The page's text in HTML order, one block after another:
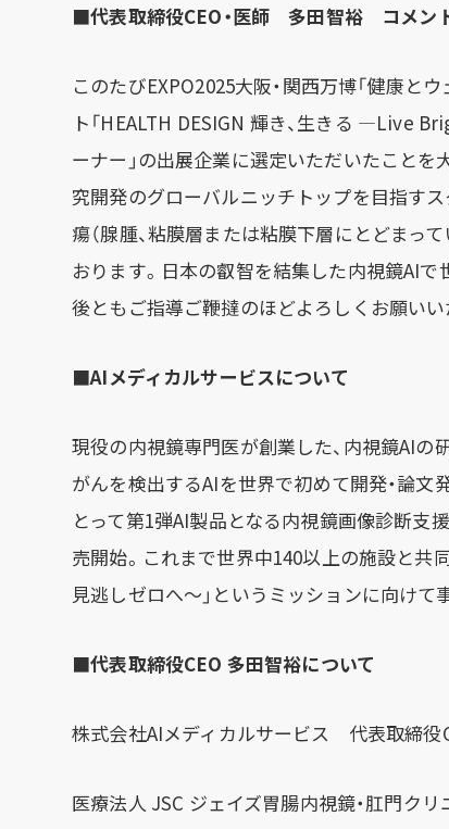
■代表取締役CEO・医師 多田智裕 コメン
このたびEXPO2025大阪・関西万博「健康と
ト「HEALTH DESIGN 輝き、生きる ―Live
ーナー」の出展企業に選定いただいたことを
究開発のグローバルニッチトップを目指す
瘍（腺腫、粘膜層または粘膜下層にとどまっ
おります。日本の叡智を結集した内視鏡AI
後ともご指導ご鞭撻のほどよろしくお願いい
■AIメディカルサービスについて
現役の内視鏡専門医が創業した、内視鏡AI
がんを検出するAIを世界で初めて開発・論文
とって第1弾AI製品となる内視鏡画像診断支
売開始。これまで世界中140以上の施設と共
見逃しゼロへ～」というミッションに向けて
■代表取締役CEO 多田智裕について
株式会社AIメディカルサービス 代表取締役
医療法人 JSC ジェイズ胃腸内視鏡・肛門ク